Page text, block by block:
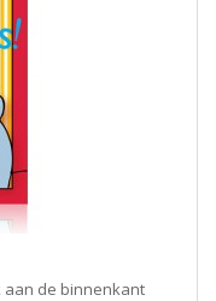
aan de binnenkant